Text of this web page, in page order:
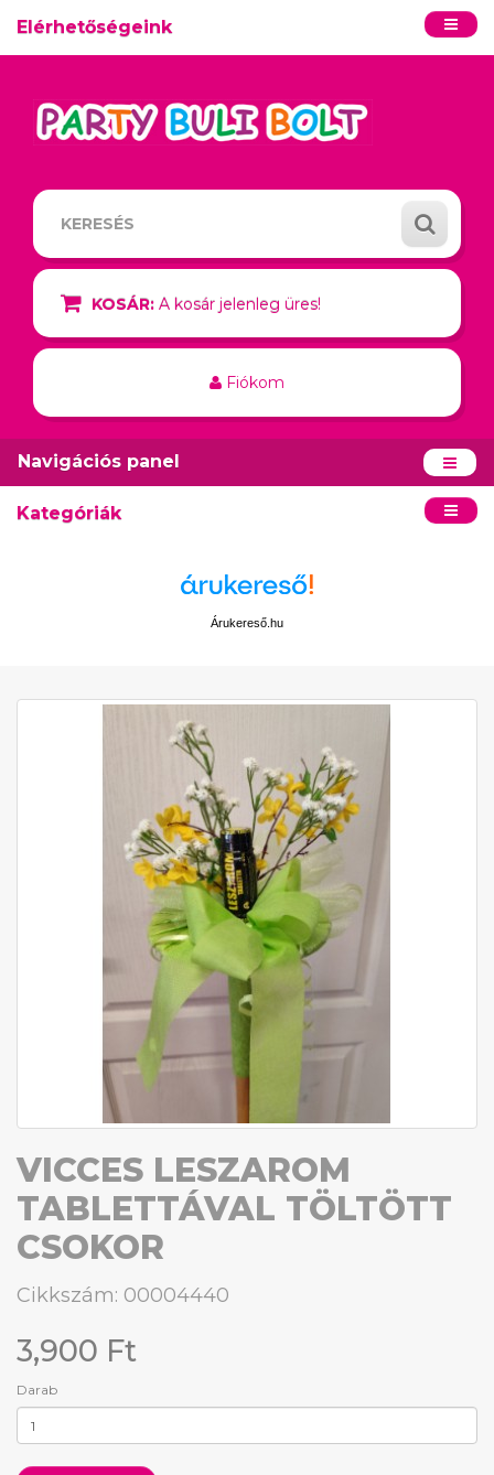
Elérhetőségeink
KOSÁR: A kosár jelenleg üres!
Fiókom
Navigációs panel
Kategóriák
Árukereső.hu
VICCES LESZAROM
TABLETTÁVAL TÖLTÖTT
CSOKOR
Cikkszám: 00004440
3,900 Ft
Darab